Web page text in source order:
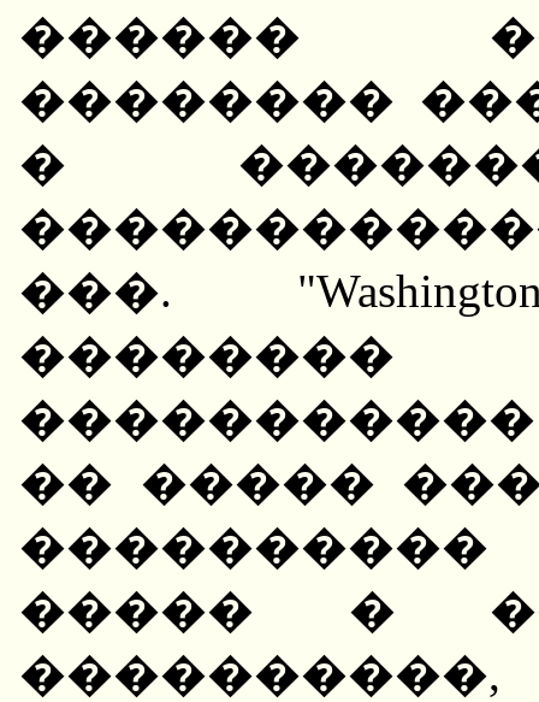
������
��������
�
���.
��������
�� �����
����������
����� �